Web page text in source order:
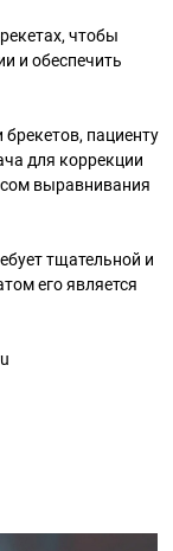
чтобы
и обеспечить
пациенту
для коррекции
выравнивания
тщательной и
его является